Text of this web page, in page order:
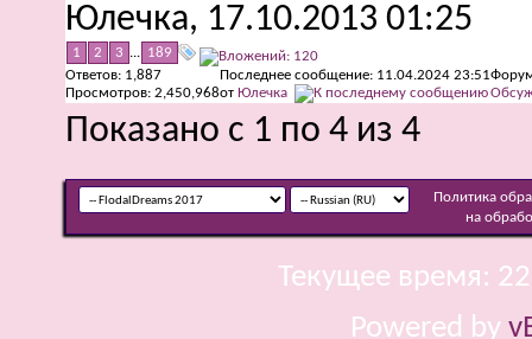
Юлечка, 17.10.2013 01:25
1 2 3 ... 189
Ответов: 1,887
Просмотров: 2,450,968
Последнее сообщение: 11.04.2024 23:51
от Юлечка
Показано с 1 по 4 из 4
Политика
на
Текущее время:
Powered by